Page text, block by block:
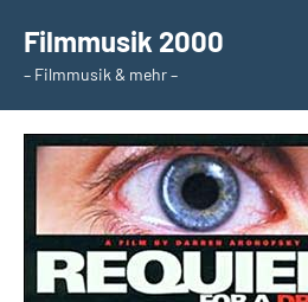
Inhalt
springen
Filmmusik 2000
– Filmmusik & mehr –